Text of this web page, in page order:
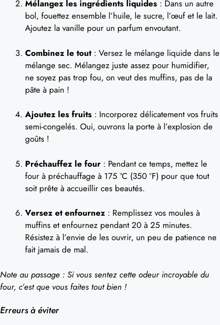
Mélangez les ingrédients liquides : Dans un autre
bol, fouettez ensemble l’huile, le sucre, l’œuf et le lait.
Ajoutez la vanille pour un parfum envoutant.
Combinez le tout: Versez le mélange liquide dans le
mélange sec. Mélangez juste assez pour humidifier,
ne soyez pas trop fou, on veut des muffins, pas de la
pâte à pain !
Ajoutez les fruits : Incorporez délicatement vos fruits
semi-congelés. Oui, ouvrons la porte à l’explosion de
goûts !
Préchauffez le four : Pendant ce temps, mettez le
four à préchauffage à 175 °C (350 °F) pour que tout
soit prête à accueillir ces beautés.
Versez et enfournez : Remplissez vos moules à
muffins et enfournez pendant 20 à 25 minutes.
Résistez à l’envie de les ouvrir, un peu de patience ne
fait jamais de mal.
Note au passage : Si vous sentez cette odeur incroyable du
four, c’est que vous faites tout bien !
Erreurs à éviter